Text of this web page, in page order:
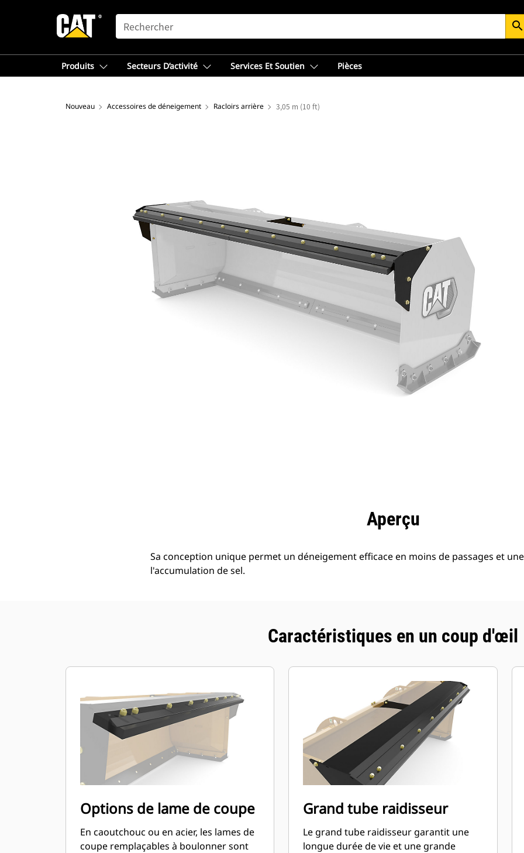
SEARCH search
Produits Secteurs D’activité Services Et Soutien Pièces
Nouveau Accessoires de déneigement Racloirs arrière 3,05 m (10 ft)
Aperçu
Sa conception unique permet un déneigement efficace en moins de passages et
l'accumulation de sel.
Caractéristiques en un coup d'œil
Options de lame de coupe
En caoutchouc ou en acier, les lames de
coupe remplaçables à boulonner sont
Grand tube raidisseur
Le grand tube raidisseur garantit une
longue durée de vie et une grande